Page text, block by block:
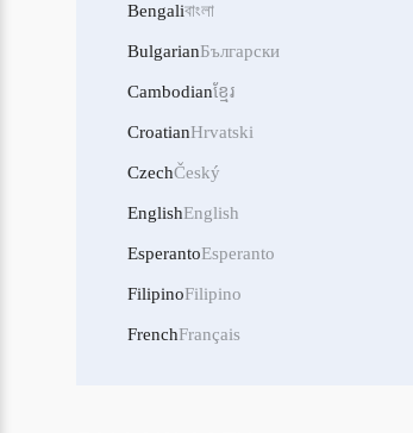
Bengaliবাংলা
BulgarianБългарски
Cambodianខ្មែរ
CroatianHrvatski
CzechČeský
EnglishEnglish
EsperantoEsperanto
FilipinoFilipino
FrenchFrançais